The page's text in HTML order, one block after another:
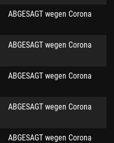
ABGESAGT wegen Corona
ABGESAGT wegen Corona
ABGESAGT wegen Corona
ABGESAGT wegen Corona
ABGESAGT wegen Corona